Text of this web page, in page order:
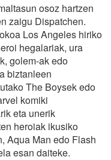
osoz hartzen
zaigu Dispatchen.
Los Angeles hiriko
hegalariak, ura
golem-ak edo
biztanleen
The Boysek edo
komiki
eta unerik
heroiak ikusiko
Aqua Man edo Flash
esan daiteke.